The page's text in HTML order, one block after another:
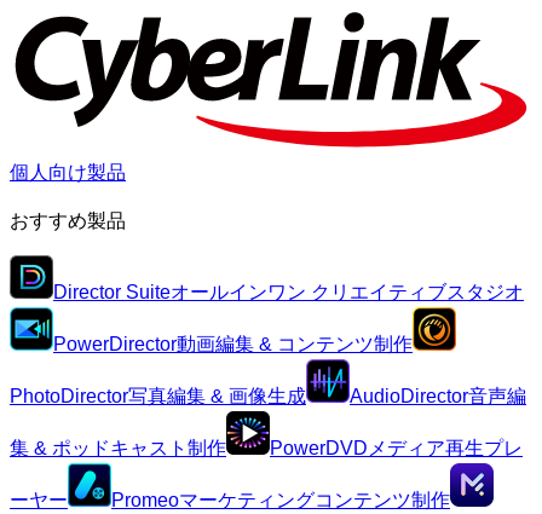
個人向け製品
おすすめ製品
Director Suiteオールインワン クリエイティブスタジオ
PowerDirector動画編集 & コンテンツ制作
PhotoDirector写真編集 & 画像生成 AudioDirector音声編
集 & ポッドキャスト制作 PowerDVD メディア再生プレ
ーヤー Promeoマーケティングコンテンツ制作